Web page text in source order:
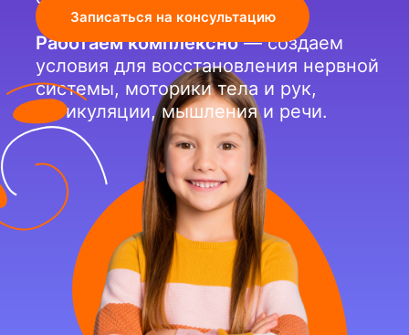
Работаем комплексно— создаем
условия для восстановления нервной
системы, моторики тела и рук,
артикуляции, мышления и речи.
Записаться на консультацию